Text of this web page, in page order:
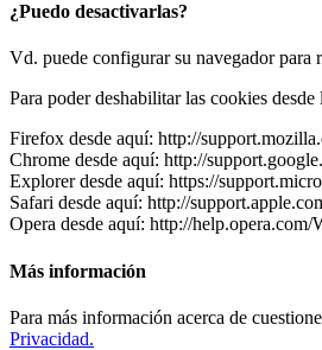
¿Puedo desactivarlas?
Vd. puede configurar su navegador para
Para poder deshabilitar las cookies
Firefox desde aquí: http://
Chrome desde aquí: http://
Explorer desde aquí: https://
Safari desde aquí: http://
Opera desde aquí: http://
Más información
Para más información acerca de
Privacidad.